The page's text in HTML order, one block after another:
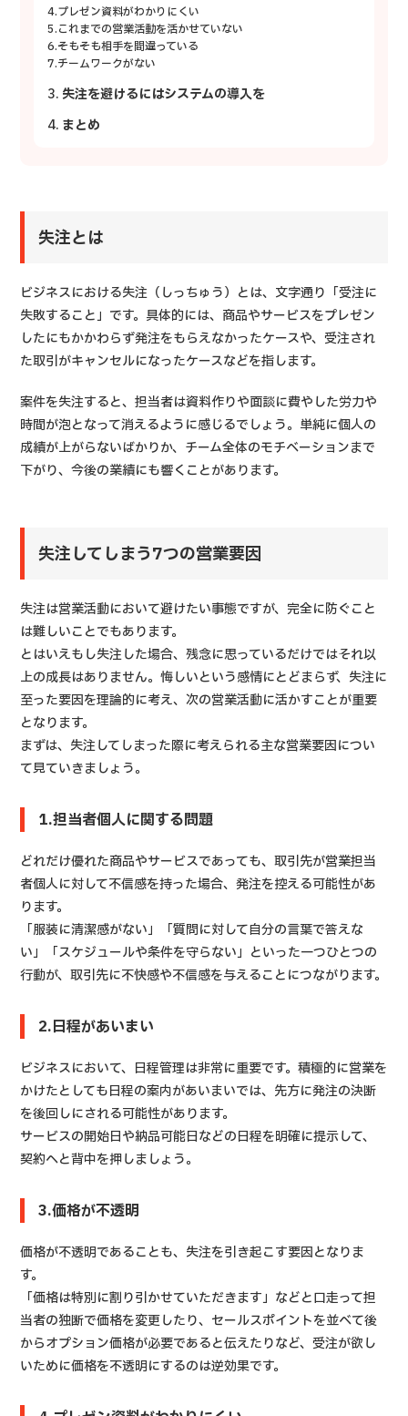
4.プレゼン資料がわかりにくい
5.これまでの営業活動を活かせていない
6.そもそも相手を間違っている
7.チームワークがない
失注を避けるにはシステムの導入を
まとめ
失注とは
ビジネスにおける失注（しっちゅう）とは、文字通り「受注に
失敗すること」です。具体的には、商品やサービスをプレゼン
したにもかかわらず発注をもらえなかったケースや、受注され
た取引がキャンセルになったケースなどを指します。
案件を失注すると、担当者は資料作りや面談に費やした労力や
時間が泡となって消えるように感じるでしょう。単純に個人の
成績が上がらないばかりか、チーム全体のモチベーションまで
下がり、今後の業績にも響くことがあります。
失注してしまう7つの営業要因
失注は営業活動において避けたい事態ですが、完全に防ぐこと
は難しいことでもあります。
とはいえもし失注した場合、残念に思っているだけではそれ以
上の成長はありません。悔しいという感情にとどまらず、失注に
至った要因を理論的に考え、次の営業活動に活かすことが重要
となります。
まずは、失注してしまった際に考えられる主な営業要因につい
て見ていきましょう。
1.担当者個人に関する問題
どれだけ優れた商品やサービスであっても、取引先が営業担当
者個人に対して不信感を持った場合、発注を控える可能性があ
ります。
「服装に清潔感がない」「質問に対して自分の言葉で答えな
い」「スケジュールや条件を守らない」といった一つひとつの
行動が、取引先に不快感や不信感を与えることにつながります。
2.日程があいまい
ビジネスにおいて、日程管理は非常に重要です。積極的に営業を
かけたとしても日程の案内があいまいでは、先方に発注の決断
を後回しにされる可能性があります。
サービスの開始日や納品可能日などの日程を明確に提示して、
契約へと背中を押しましょう。
3.価格が不透明
価格が不透明であることも、失注を引き起こす要因となりま
す。
「価格は特別に割り引かせていただきます」などと口走って担
当者の独断で価格を変更したり、セールスポイントを並べて後
からオプション価格が必要であると伝えたりなど、受注が欲し
いために価格を不透明にするのは逆効果です。